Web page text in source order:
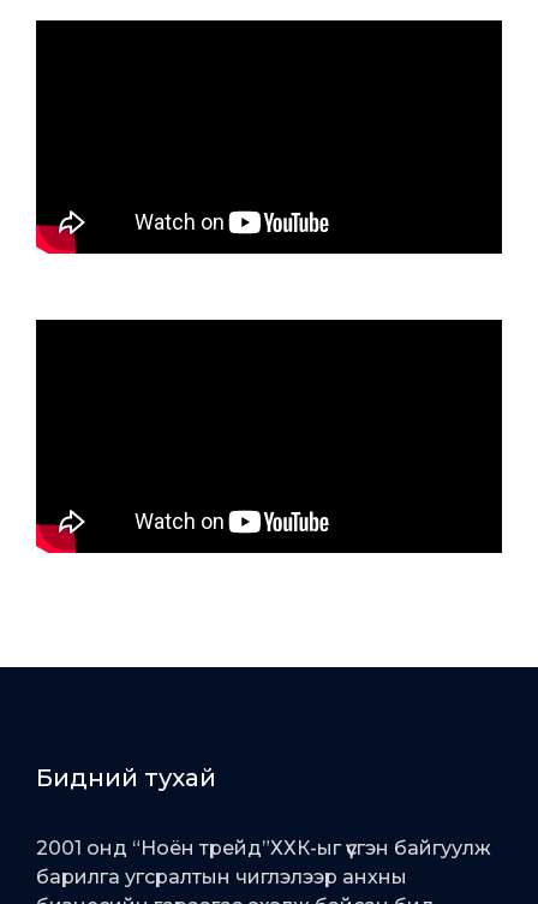
Бидний тухай
2001 онд “Ноён трейд”ХХК-ыг үүсгэн байгуулж
барилга угсралтын чиглэлээр анхны